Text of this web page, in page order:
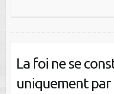
La foi ne se
uniquement